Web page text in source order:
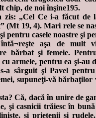
chip, de noi înşine195.
zis: „Cel Ce i-a făcut de
(Mt 19, 4). Mari rele se
pentru casele noastre şi
aşa de mult
bărbat şi femeie.
armele, pentru ea şi-au
a sârguit şi Pavel
supuneţi-vă
Că, dacă în unire de
şi casnicii trăiesc în
şi prietenii şi